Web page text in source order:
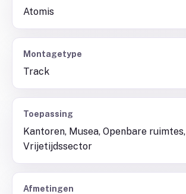
Atomis
Montagetype
Track
Toepassing
Kantoren, Musea, Openbare ruimtes,
Vrijetijdssector
Afmetingen